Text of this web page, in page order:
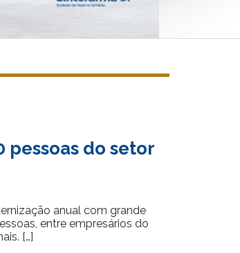
pessoas do setor
anual com grande
entre empresários do
[…]